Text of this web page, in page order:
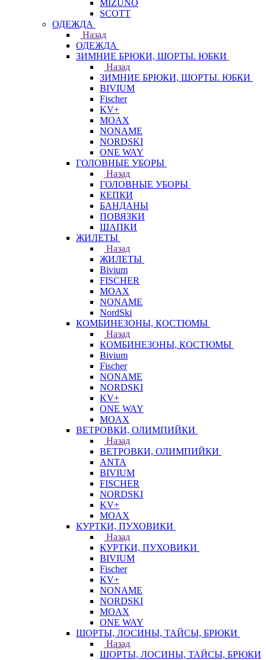
MIZUNO
SCOTT
ОДЕЖДА
Назад
ОДЕЖДА
ЗИМНИЕ БРЮКИ, ШОРТЫ. ЮБКИ
Назад
ЗИМНИЕ БРЮКИ, ШОРТЫ. ЮБКИ
BIVIUM
Fischer
KV+
MOAX
NONAME
NORDSKI
ONE WAY
ГОЛОВНЫЕ УБОРЫ
Назад
ГОЛОВНЫЕ УБОРЫ
КЕПКИ
БАНДАНЫ
ПОВЯЗКИ
ШАПКИ
ЖИЛЕТЫ
Назад
ЖИЛЕТЫ
Bivium
FISCHER
MOAX
NONAME
NordSki
КОМБИНЕЗОНЫ, КОСТЮМЫ
Назад
КОМБИНЕЗОНЫ, КОСТЮМЫ
Bivium
Fischer
NONAME
NORDSKI
KV+
ONE WAY
MOAX
ВЕТРОВКИ, ОЛИМПИЙКИ
Назад
ВЕТРОВКИ, ОЛИМПИЙКИ
ANTA
BIVIUM
FISCHER
NORDSKI
KV+
MOAX
КУРТКИ, ПУХОВИКИ
Назад
КУРТКИ, ПУХОВИКИ
BIVIUM
Fischer
KV+
NONAME
NORDSKI
MOAX
ONE WAY
ШОРТЫ, ЛОСИНЫ, ТАЙСЫ, БРЮКИ
Назад
ШОРТЫ, ЛОСИНЫ, ТАЙСЫ, БРЮКИ